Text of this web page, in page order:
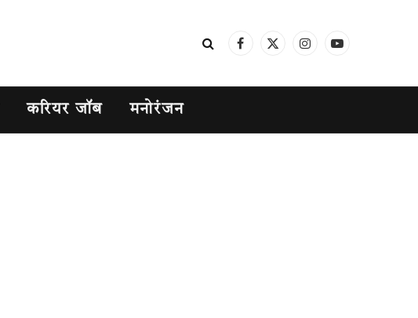
Facebook
X
InstagramYouTube
करियर जॉब मनोरंजन